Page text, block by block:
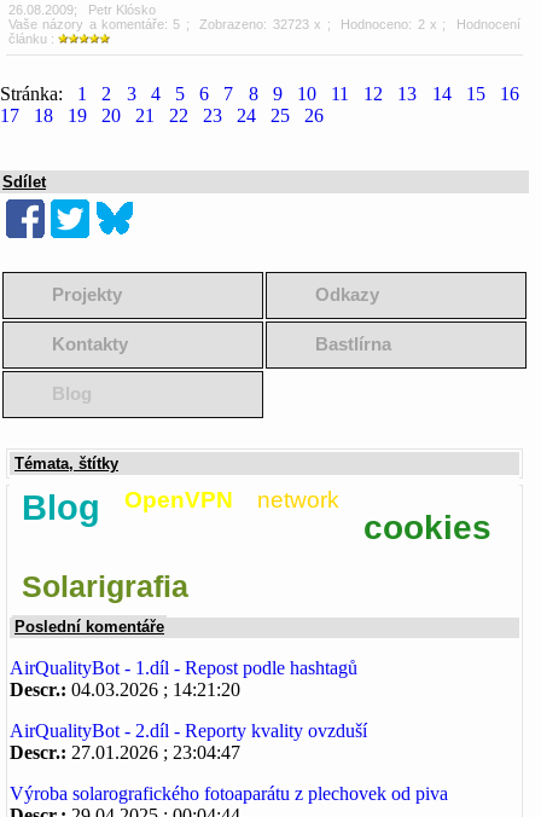
26.08.2009; Petr Klósko
Vaše názory a komentáře: 5 ; Zobrazeno: 32723 x ; Hodnoceno: 2 x ; Hodnocení
článku :
Stránka: 1 2 3 4 5 6 7 8 9 10 11 12 13 14 15
16
17
18 19 20 21 22 23 24 25 26
Sdílet
Projekty Odkazy
Kontakty Bastlírna
Blog
Témata, štítky
Blog OpenVPN network
cookies
Solarigrafia
Poslední komentáře
AirQualityBot - 1.díl - Repost podle hashtagů
Descr.: 04.03.2026 ; 14:21:20
AirQualityBot - 2.díl - Reporty kvality ovzduší
Descr.: 27.01.2026 ; 23:04:47
Výroba solarografického fotoaparátu z plechovek od piva